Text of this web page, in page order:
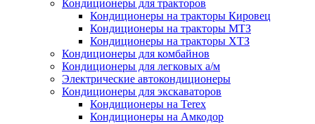
Кондиционеры для тракторов
Кондиционеры на тракторы Кировец
Кондиционеры на тракторы МТЗ
Кондиционеры на тракторы ХТЗ
Кондиционеры для комбайнов
Кондиционеры для легковых а/м
Электрические автокондиционеры
Кондиционеры для экскаваторов
Кондиционеры на Terex
Кондиционеры на Амкодор